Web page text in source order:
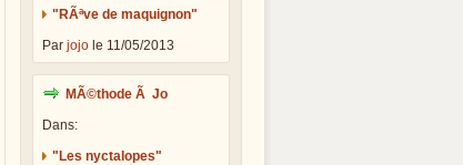
"RÃªve de maquignon"
Par jojole 11/05/2013
MÃ©thode Ã Jo
Dans:
"Les nyctalopes"